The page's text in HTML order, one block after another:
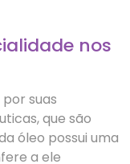
nos
suas
que são
óleo possui uma
a ele